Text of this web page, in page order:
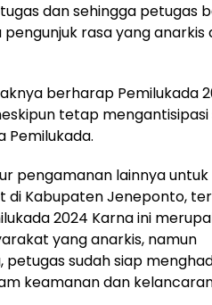
dan sehingga petugas
rasa yang anarkis
berharap Pemilukada
tetap mengantisipasi
Pemilukada.
pengamanan lainnya untuk
Kabupaten Jeneponto,
2024 Karna ini
yang anarkis, namun
sudah siap
keamanan dan